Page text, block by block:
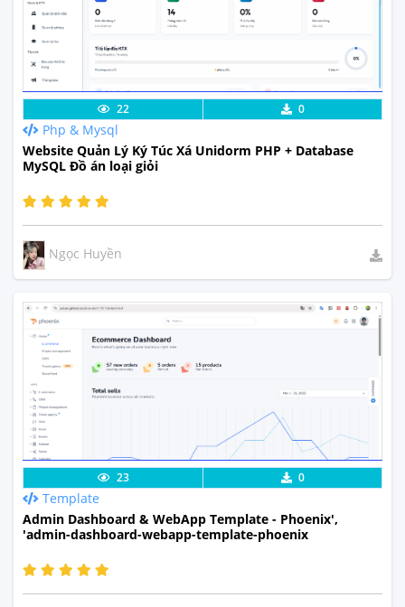
Lưu code Xem Thực Tế
22 0
Php & Mysql
Website Quản Lý Ký Túc Xá Unidorm PHP + Database
MySQL Đồ án loại giỏi
Ngọc Huyền
Lưu code Xem Thực Tế
23 0
Template
Admin Dashboard & WebApp Template - Phoenix',
'admin-dashboard-webapp-template-phoenix